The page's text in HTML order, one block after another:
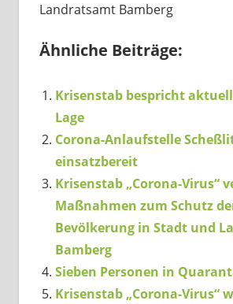
Landratsamt Bamberg
Ähnliche Beiträge:
Krisenstab bespricht
Lage
Corona-Anlaufstelle
einsatzbereit
Krisenstab „Corona-Virus“
Maßnahmen zum Schutz
Bevölkerung in Stadt und
Bamberg
Sieben Personen in
Krisenstab „Corona-Virus“